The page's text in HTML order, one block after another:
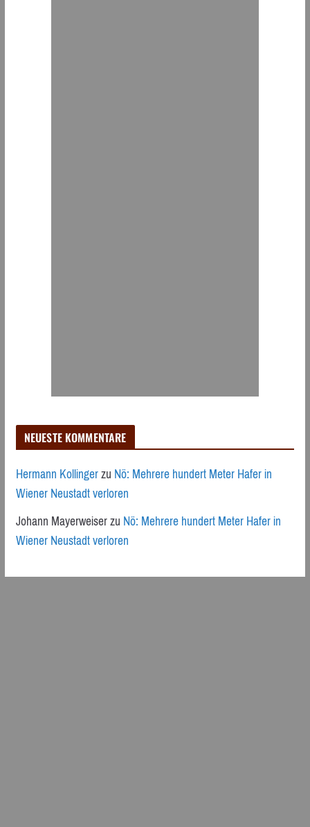
NEUESTE KOMMENTARE
Hermann KollingerzuNö: Mehrere hundert Meter Hafer in
Wiener Neustadt verloren
Johann MayerweiserzuNö: Mehrere hundert Meter Hafer in
Wiener Neustadt verloren